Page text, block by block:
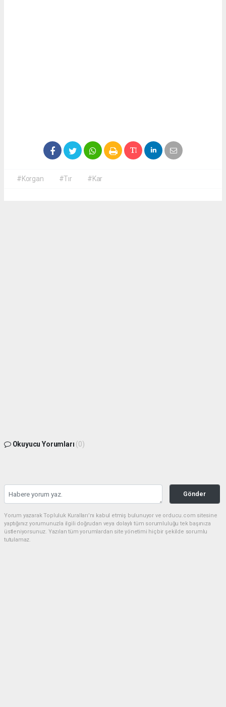
#Korgan #Tır #Kar
Okuyucu Yorumları (0)
Gönder
Yorum yazarak Topluluk Kuralları’nı kabul etmiş bulunuyor ve orducu.com sitesine
yaptığınız yorumunuzla ilgili doğrudan veya dolaylı tüm sorumluluğu tek başınıza
üstleniyorsunuz. Yazılan tüm yorumlardan site yönetimi hiçbir şekilde sorumlu
tutulamaz.